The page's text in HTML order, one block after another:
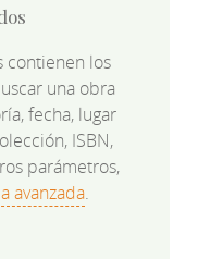
contienen los
una obra
fecha, lugar
ISBN,
parámetros,
avanzada.